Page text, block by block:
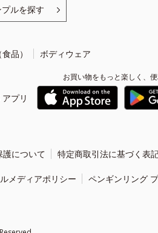
ルを探す
品） ボディウェア
プリ
お買い物をもっと楽しく、便
について 特定商取引法に基づく表
メディアポリシー ペンギンリング